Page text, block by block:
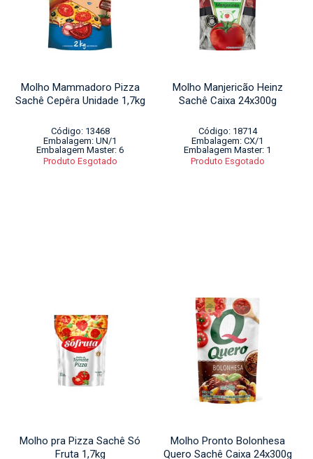
Molho Mammadoro Pizza
Sachê Cepêra Unidade 1,7kg
Código: 13468
Embalagem: UN/1
Embalagem Master: 6
Produto Esgotado
Molho Manjericão Heinz
Sachê Caixa 24x300g
Código: 18714
Embalagem: CX/1
Embalagem Master: 1
Produto Esgotado
Molho pra Pizza Sachê Só
Fruta 1,7kg
Molho Pronto Bolonhesa
Quero Sachê Caixa 24x300g